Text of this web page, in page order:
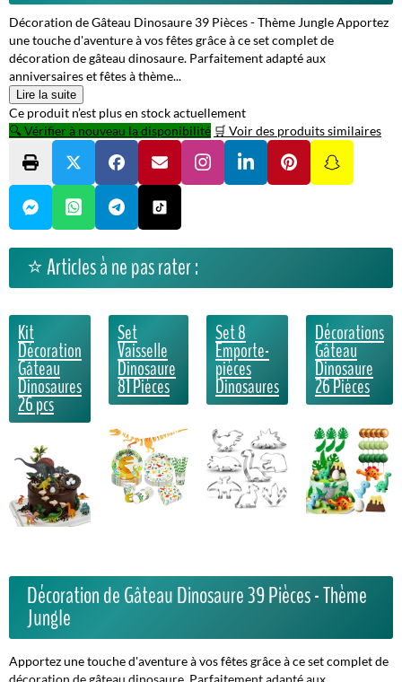
Décoration de Gâteau Dinosaure 39 Pièces - Thème Jungle Apportez
une touche d'aventure à vos fêtes grâce à ce set complet de
décoration de gâteau dinosaure. Parfaitement adapté aux
anniversaires et fêtes à thème...
Lire la suite
Ce produit n’est plus en stock actuellement
🔍 Vérifier à nouveau la disponibilité 🛒 Voir des produits similaires
⭐ Articles à ne pas rater :
Kit
Décoration
Gâteau
Dinosaures
26 pcs
Set
Vaisselle
Dinosaure
81 Pièces
Set 8
Emporte-
pièces
Dinosaures
Décorations
Gâteau
Dinosaure
26 Pièces
Décoration de Gâteau Dinosaure 39 Pièces - Thème
Jungle
Apportez une touche d'aventure à vos fêtes grâce à ce set complet de
décoration de gâteau dinosaure. Parfaitement adapté aux